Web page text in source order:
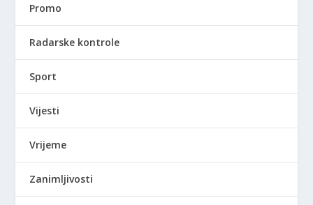
Promo
Radarske kontrole
Sport
Vijesti
Vrijeme
Zanimljivosti